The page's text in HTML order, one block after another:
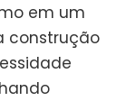
em um
construção